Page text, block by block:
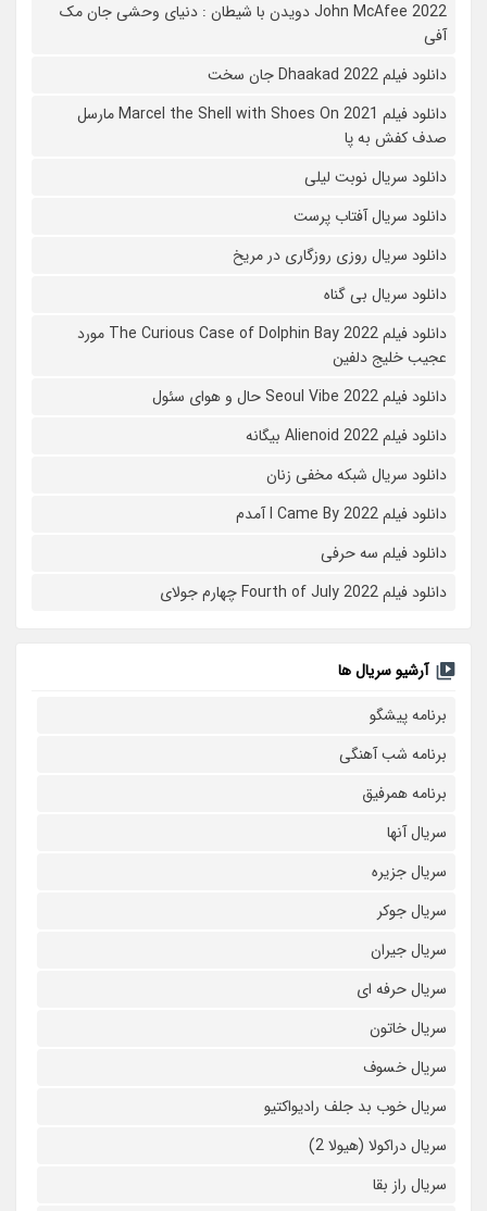
John McAfee 2022 دویدن با شیطان : دنیای وحشی جان مک
آفی
دانلود فیلم Dhaakad 2022 جان سخت
دانلود فیلم Marcel the Shell with Shoes On 2021 مارسل
صدف کفش به پا
دانلود سریال نوبت لیلی
دانلود سریال آفتاب پرست
دانلود سریال روزی روزگاری در مریخ
دانلود سریال بی گناه
دانلود فیلم The Curious Case of Dolphin Bay 2022 مورد
عجیب خلیج دلفین
دانلود فیلم Seoul Vibe 2022 حال و هوای سئول
دانلود فیلم Alienoid 2022 بیگانه
دانلود سریال شبکه مخفی زنان
دانلود فیلم I Came By 2022 آمدم
دانلود فیلم سه حرفی
دانلود فیلم Fourth of July 2022 چهارم جولای
آرشیو سریال ها
برنامه پیشگو
برنامه شب آهنگی
برنامه همرفیق
سریال آنها
سریال جزیره
سریال جوکر
سریال جیران
سریال حرفه ای
سریال خاتون
سریال خسوف
سریال خوب بد جلف رادیواکتیو
سریال دراکولا (هیولا 2)
سریال راز بقا